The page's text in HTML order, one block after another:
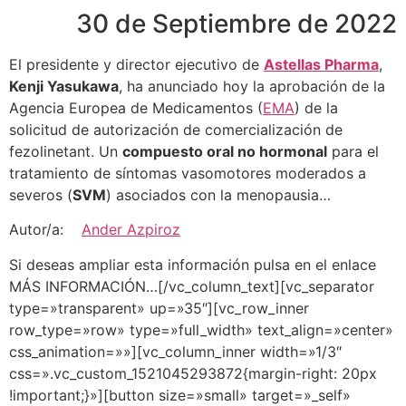
30 de Septiembre de 2022
El presidente y director ejecutivo de Astellas Pharma,
Kenji Yasukawa, ha anunciado hoy la aprobación de la
Agencia Europea de Medicamentos (EMA) de la
solicitud de autorización de comercialización de
fezolinetant. Un compuesto oral no hormonal para el
tratamiento de síntomas vasomotores moderados a
severos (SVM) asociados con la menopausia…
Autor/a: Ander Azpiroz
Si deseas ampliar esta información pulsa en el enlace
MÁS INFORMACIÓN…[/vc_column_text][vc_separator
type=»transparent» up=»35″][vc_row_inner
row_type=»row» type=»full_width» text_align=»center»
css_animation=»»][vc_column_inner width=»1/3″
css=».vc_custom_1521045293872{margin-right: 20px
!important;}»][button size=»small» target=»_self»